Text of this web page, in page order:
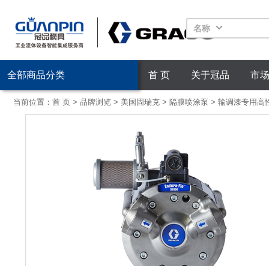
名称
首 页 关于冠品 市
全部商品分类
当前位置： 首 页> 品牌浏览> 美国固瑞克> 隔膜喷涂泵 > 输调漆专用高